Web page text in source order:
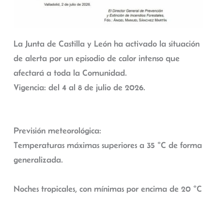
La Junta de Castilla y León ha activado la situación
de alerta por un episodio de calor intenso que
afectará a toda la Comunidad.
Vigencia: del 4 al 8 de julio de 2026.
Previsión meteorológica:
Temperaturas máximas superiores a 35 °C de forma
generalizada.
Noches tropicales, con mínimas por encima de 20 °C